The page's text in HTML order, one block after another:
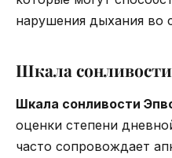
нарушения дыхания во
Шкала
Шкала сонливости
оценки степени
часто сопровождает